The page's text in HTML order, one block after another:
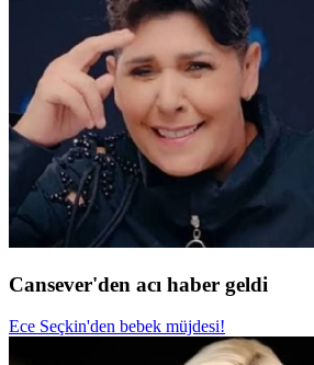
Cansever'den acı haber geldi
Ece Seçkin'den bebek müjdesi!